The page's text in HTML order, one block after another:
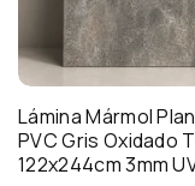
Lámina Mármol
PVC Gris Oxidado
122x244cm 3mm